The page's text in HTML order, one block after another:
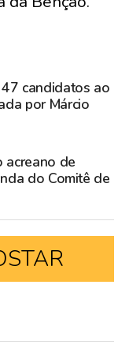
candidatos ao
por Márcio
acreano de
do Comitê de